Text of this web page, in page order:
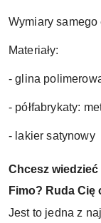
Wymiary samego
Materiały:
- glina
- półfabrykaty:
- lakier satynowy
Chcesz wiedzieć
Fimo? Ruda Cię
Jest to jedna z